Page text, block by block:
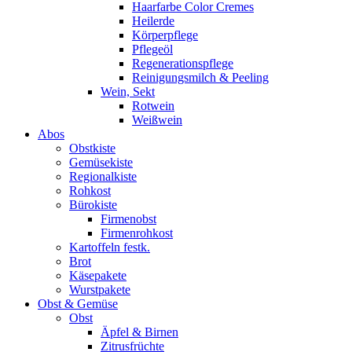
Haarfarbe Color Cremes
Heilerde
Körperpflege
Pflegeöl
Regenerationspflege
Reinigungsmilch & Peeling
Wein, Sekt
Rotwein
Weißwein
Abos
Obstkiste
Gemüsekiste
Regionalkiste
Rohkost
Bürokiste
Firmenobst
Firmenrohkost
Kartoffeln festk.
Brot
Käsepakete
Wurstpakete
Obst & Gemüse
Obst
Äpfel & Birnen
Zitrusfrüchte